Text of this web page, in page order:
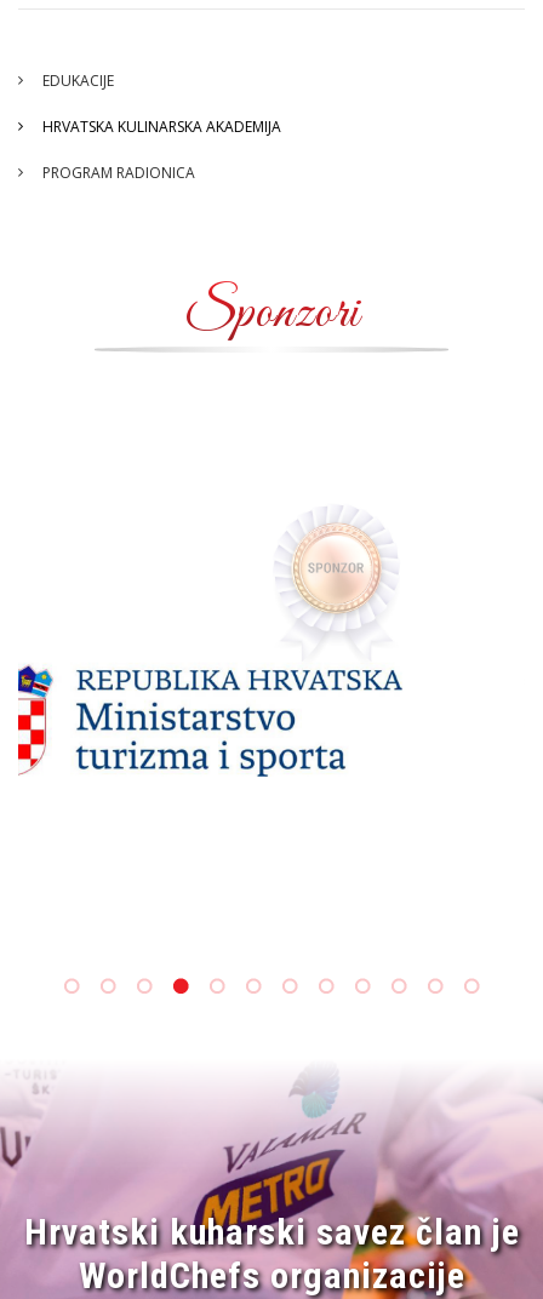
EDUKACIJE
HRVATSKA KULINARSKA AKADEMIJA
PROGRAM RADIONICA
Sponzori
Hrvatski kuharski savez član je
WorldChefs organizacije